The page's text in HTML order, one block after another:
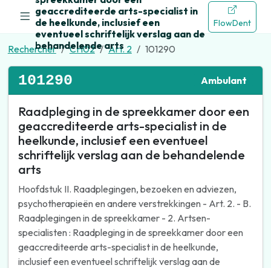
geaccrediteerde arts-specialist in
de heelkunde, inclusief een
eventueel schriftelijk verslag aan de
behandelende arts
FlowDent
Rechercher CH02 Art. 2 101290
101290 Ambulant
Raadpleging in de spreekkamer door een
geaccrediteerde arts-specialist in de
heelkunde, inclusief een eventueel
schriftelijk verslag aan de behandelende
arts
Hoofdstuk II. Raadplegingen, bezoeken en adviezen,
psychotherapieën en andere verstrekkingen - Art. 2. - B.
Raadplegingen in de spreekkamer - 2. Artsen-
specialisten : Raadpleging in de spreekkamer door een
geaccrediteerde arts-specialist in de heelkunde,
inclusief een eventueel schriftelijk verslag aan de